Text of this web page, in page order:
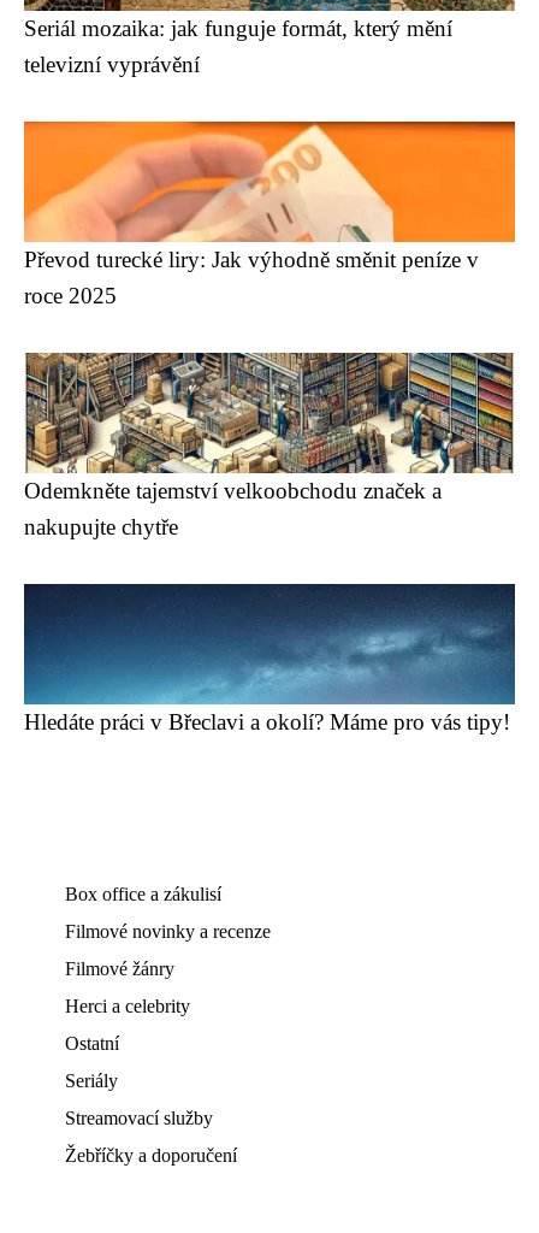
Seriál mozaika: jak funguje formát, který mění
televizní vyprávění
Převod turecké liry: Jak výhodně směnit peníze v
roce 2025
Odemkněte tajemství velkoobchodu značek a
nakupujte chytře
Hledáte práci v Břeclavi a okolí? Máme pro vás tipy!
Box office a zákulisí
Filmové novinky a recenze
Filmové žánry
Herci a celebrity
Ostatní
Seriály
Streamovací služby
Žebříčky a doporučení